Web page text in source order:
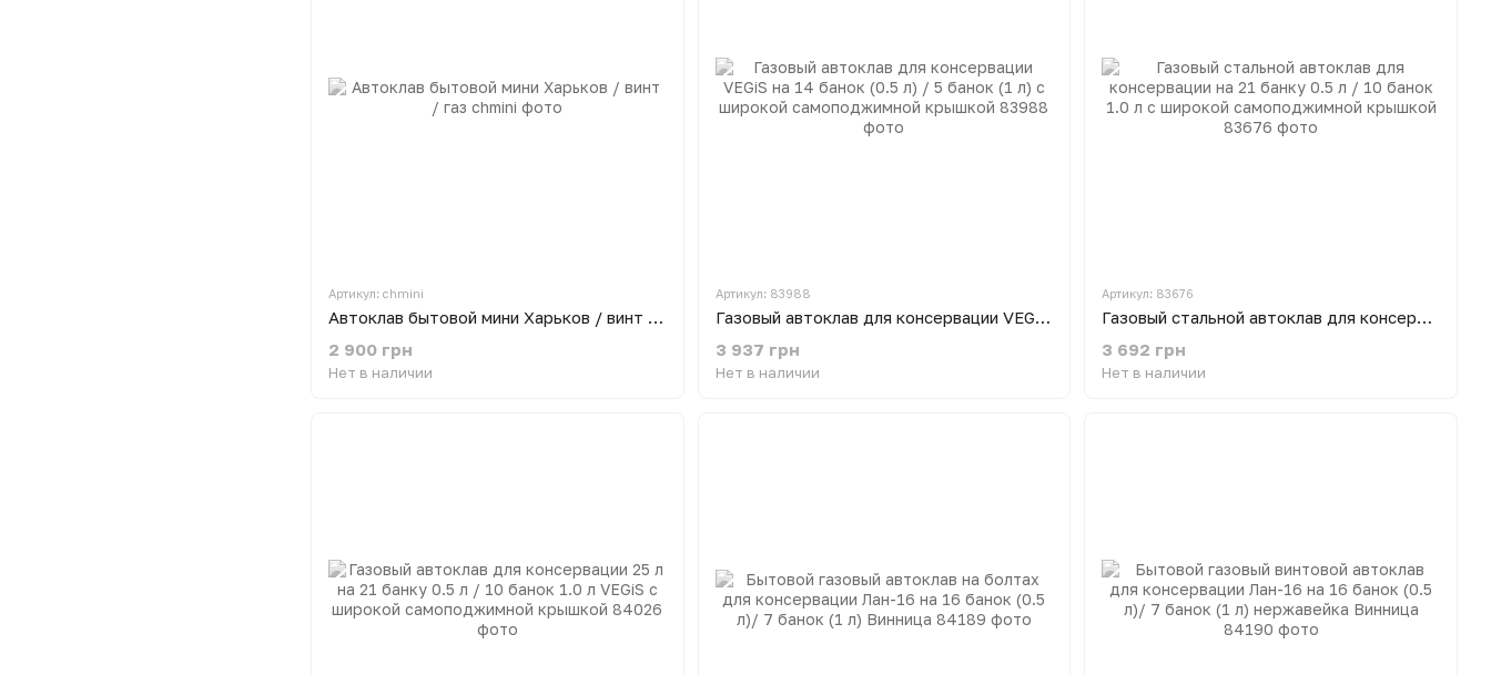
Артикул: chmini
Автоклав бытовой мини Харьков / винт / газ
2 900 грн
Нет в наличии
Артикул: 83988
Газовый автоклав для консервации VEGiS на 14 банок (0.5 л) / 5 банок (1 л) с широкой самоподжимной крышкой
3 937 грн
Нет в наличии
Артикул: 83676
Газовый стальной автоклав для консервации на 21 банку 0.5 л / 10 банок 1.0 л с широкой самоподжимной крышкой
3 692 грн
Нет в наличии